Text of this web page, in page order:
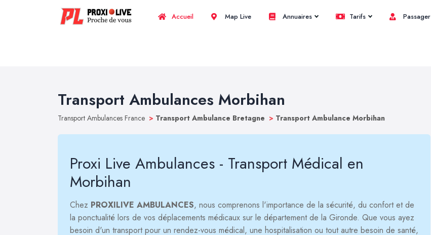
Accueil Map Live Annuaires Tarifs Passager
Transport Ambulances Morbihan
Transport Ambulances France > Transport Ambulance Bretagne > Transport Ambulance Morbihan
Proxi Live Ambulances - Transport Médical en
Morbihan
Chez PROXILIVE AMBULANCES, nous comprenons l'importance de la sécurité, du confort et de
la ponctualité lors de vos déplacements médicaux sur le département de la Gironde. Que vous ayez
besoin d'un transport pour un rendez-vous médical, une hospitalisation ou tout autre besoin de santé,